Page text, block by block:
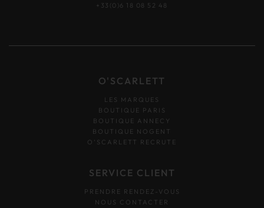
+33(0)6 18 08 52 48
O'SCARLETT
LES MARQUES
BOUTIQUE PARIS
BOUTIQUE ANNECY
BOUTIQUE NOGENT
O’SCARLETT RECRUTE
SERVICE CLIENT
PRENDRE RENDEZ-VOUS
NOUS CONTACTER